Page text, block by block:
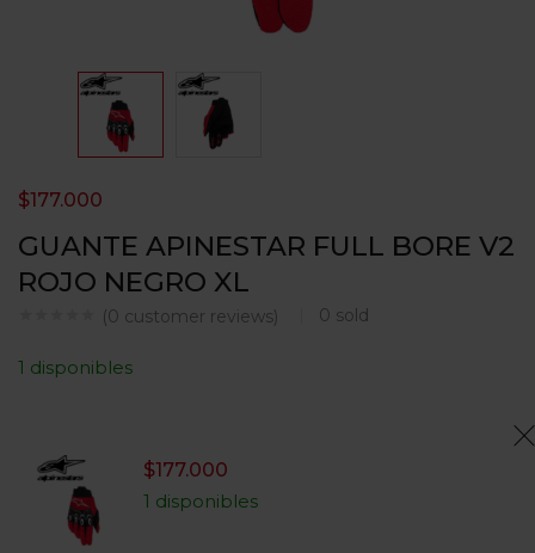
GUANTE APINESTAR FULL BORE V2
ROJO NEGRO XL
(0 customer reviews) 0 sold
$177.000
1 disponibles
$177.000
1 disponibles